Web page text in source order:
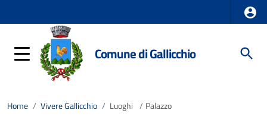
Comune di Gallicchio
Home / Vivere Gallicchio / Luoghi / Palazzo